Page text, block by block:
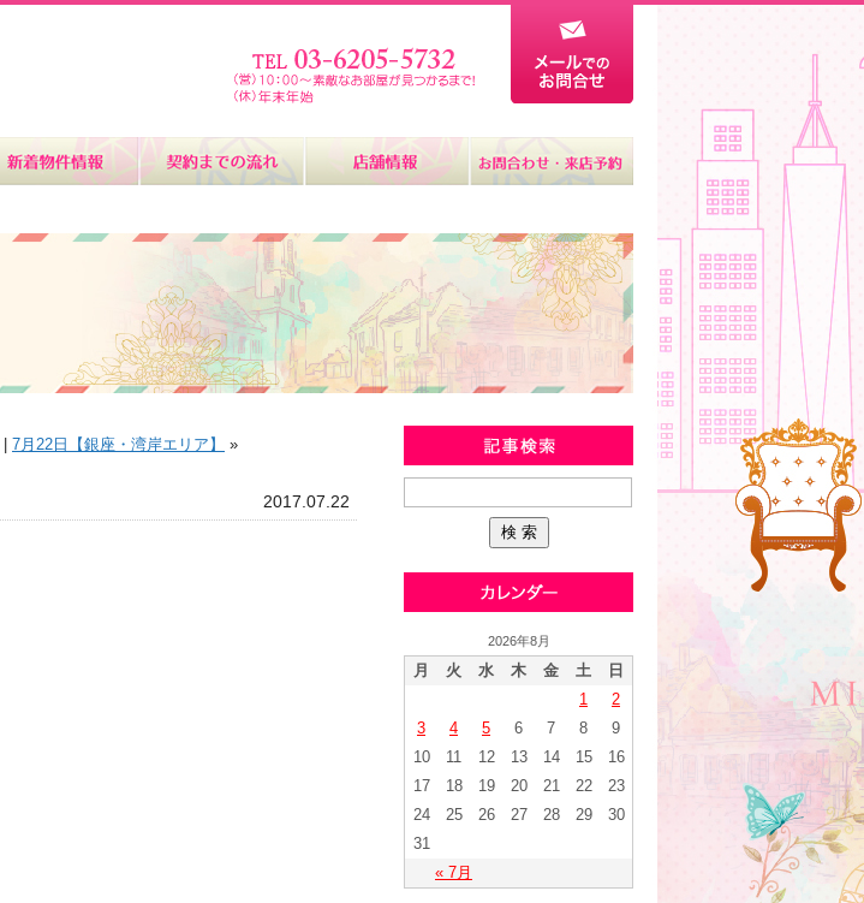
新着物件情報
7月22日【銀座・湾岸エリア】 »
2017.07.22
2026年8月
月 火 水 木 金 土 日
« 7月
1
2
3
4 5 6 7 8
9
10
11 12 13 14 15
16
17
18 19 20 21 22
23
24
25 26 27 28 29
30
31